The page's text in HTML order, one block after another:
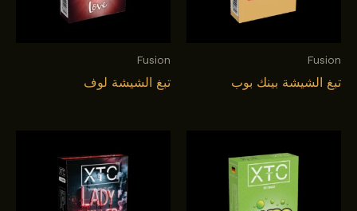
Fusion
تبغ الشيشة بينك بوب
Fusion
تبغ الشيشة لوف